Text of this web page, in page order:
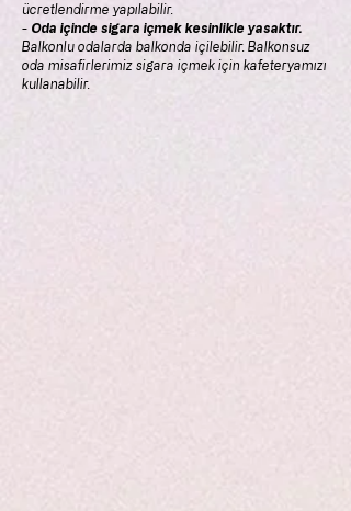
ücretlendirme yapılabilir.
- Oda içinde sigara içmek kesinlikle yasaktır.
Balkonlu odalarda balkonda içilebilir. Balkonsuz
oda misafirlerimiz sigara içmek için kafeteryamızı
kullanabilir.